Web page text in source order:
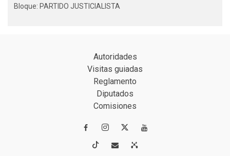
Bloque: PARTIDO JUSTICIALISTA
Autoridades
Visitas guiadas
Reglamento
Diputados
Comisiones
 
 